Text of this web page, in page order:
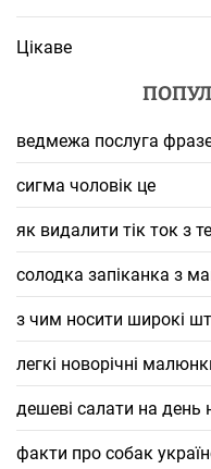
Цікаве
ведмежа послуга
сигма чоловік це
як видалити тік ток з
солодка запіканка з
з чим носити широкі
легкі новорічні
дешеві салати на день
факти про собак